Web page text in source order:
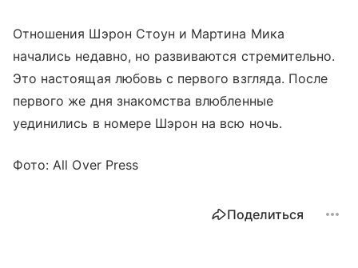
Отношения Шэрон Стоун и Мартина Мика
начались недавно, но развиваются стремительно.
Это настоящая любовь с первого взгляда. После
первого же дня знакомства влюбленные
уединились в номере Шэрон на всю ночь.
Фото: All Over Press
Поделиться